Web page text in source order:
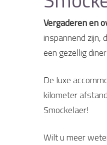
Vergaderen en
inspannend zijn,
een gezellig
De luxe
kilometer
Smockelaer!
Wilt u meer